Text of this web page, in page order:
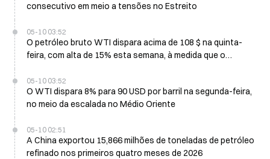
consecutivo em meio a tensões no Estreito
05-10 03:52
O petróleo bruto WTI dispara acima de 108 $ na quinta-
feira, com alta de 15% esta semana, à medida que o
efetiva
05-10 03:52
O WTI dispara 8% para 90 USD por barril na segunda-feira,
no meio da escalada no Médio Oriente
05-10 02:51
A China exportou 15,866 milhões de toneladas de petróleo
refinado nos primeiros quatro meses de 2026